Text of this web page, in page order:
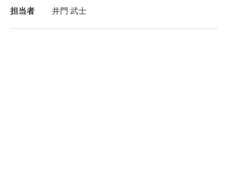
担当者 井門 武士